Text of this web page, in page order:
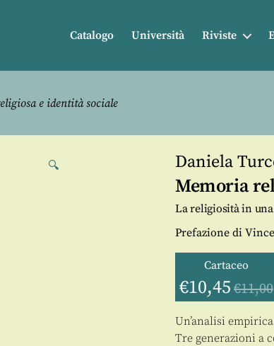
Catalogo Università Riviste
e identità sociale
🔍 Daniela
Memoria
La religiosità in
Prefazione di
Cartaceo
€10,45 €11,00
Un’analisi
Tre generazioni a